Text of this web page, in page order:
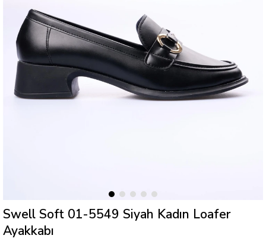
Swell Soft 01-5549 Siyah Kadın Loafer
Ayakkabı